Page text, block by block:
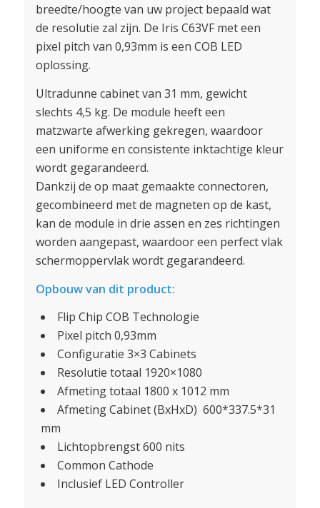
breedte/hoogte van uw project bepaald wat
de resolutie zal zijn. De Iris C63VF met een
pixel pitch van 0,93mm is een COB LED
oplossing.
Ultradunne cabinet van 31 mm, gewicht
slechts 4,5 kg. De module heeft een
matzwarte afwerking gekregen, waardoor
een uniforme en consistente inktachtige kleur
wordt gegarandeerd.
Dankzij de op maat gemaakte connectoren,
gecombineerd met de magneten op de kast,
kan de module in drie assen en zes richtingen
worden aangepast, waardoor een perfect vlak
schermoppervlak wordt gegarandeerd.
Opbouw van dit product:
Flip Chip COB Technologie
Pixel pitch 0,93mm
Configuratie 3×3 Cabinets
Resolutie totaal 1920×1080
Afmeting totaal 1800 x 1012 mm
Afmeting Cabinet (BxHxD) 600*337.5*31
mm
Lichtopbrengst 600 nits
Common Cathode
Inclusief LED Controller